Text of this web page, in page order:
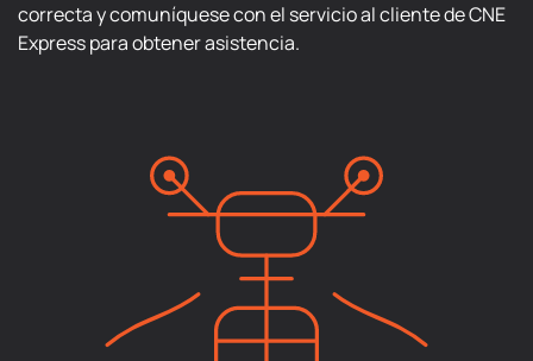
correcta y comuníquese con el servicio al cliente de CNE
Express para obtener asistencia.